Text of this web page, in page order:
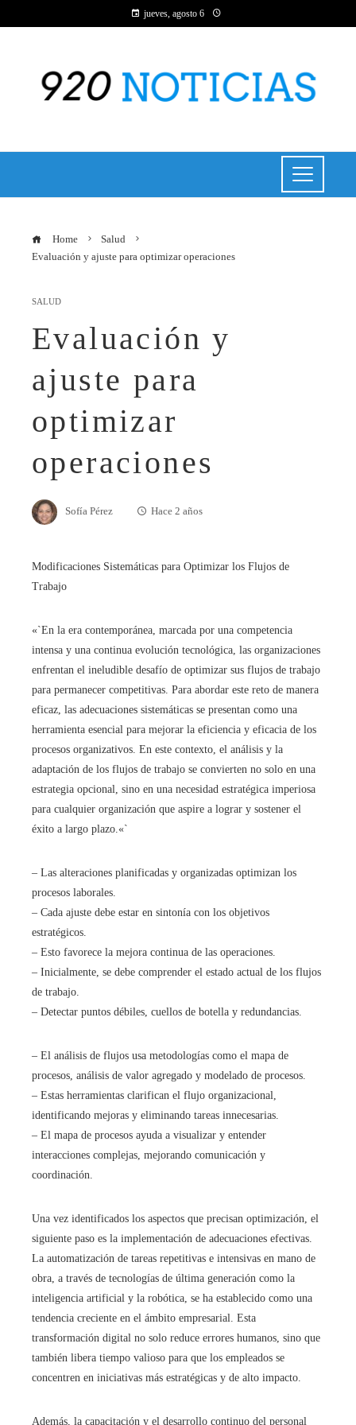
jueves, agosto 6
Home
Salud
Evaluación y ajuste para optimizar operaciones
SALUD
Evaluación y
ajuste para
optimizar
operaciones
Sofía Pérez Hace 2 años
Modificaciones Sistemáticas para Optimizar los Flujos de
Trabajo
«`En la era contemporánea, marcada por una competencia
intensa y una continua evolución tecnológica, las organizaciones
enfrentan el ineludible desafío de optimizar sus flujos de trabajo
para permanecer competitivas. Para abordar este reto de manera
eficaz, las adecuaciones sistemáticas se presentan como una
herramienta esencial para mejorar la eficiencia y eficacia de los
procesos organizativos. En este contexto, el análisis y la
adaptación de los flujos de trabajo se convierten no solo en una
estrategia opcional, sino en una necesidad estratégica imperiosa
para cualquier organización que aspire a lograr y sostener el
éxito a largo plazo.«`
– Las alteraciones planificadas y organizadas optimizan los
procesos laborales.
– Cada ajuste debe estar en sintonía con los objetivos
estratégicos.
– Esto favorece la mejora continua de las operaciones.
– Inicialmente, se debe comprender el estado actual de los flujos
de trabajo.
– Detectar puntos débiles, cuellos de botella y redundancias.
– El análisis de flujos usa metodologías como el mapa de
procesos, análisis de valor agregado y modelado de procesos.
– Estas herramientas clarifican el flujo organizacional,
identificando mejoras y eliminando tareas innecesarias.
– El mapa de procesos ayuda a visualizar y entender
interacciones complejas, mejorando comunicación y
coordinación.
Una vez identificados los aspectos que precisan optimización, el
siguiente paso es la implementación de adecuaciones efectivas.
La automatización de tareas repetitivas e intensivas en mano de
obra, a través de tecnologías de última generación como la
inteligencia artificial y la robótica, se ha establecido como una
tendencia creciente en el ámbito empresarial. Esta
transformación digital no solo reduce errores humanos, sino que
también libera tiempo valioso para que los empleados se
concentren en iniciativas más estratégicas y de alto impacto.
Además, la capacitación y el desarrollo continuo del personal